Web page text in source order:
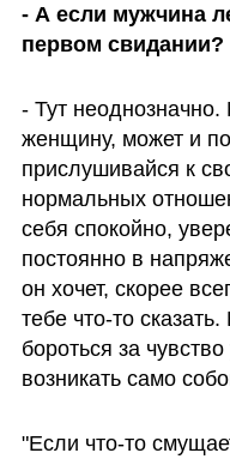
- А если мужчина
первом свидании?
- Тут неоднозначно.
женщину, может и
прислушивайся к
нормальных
себя спокойно,
постоянно в
он хочет, скорее
тебе что-то
бороться за
возникать само
"Если что-то